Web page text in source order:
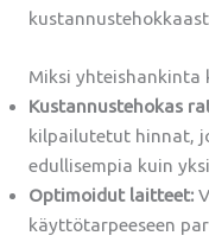
Miksi yhteishankinta
Kustannustehokas
kilpailutetut hinnat,
edullisempia kuin
Optimoidut laitteet:
käyttötarpeeseen